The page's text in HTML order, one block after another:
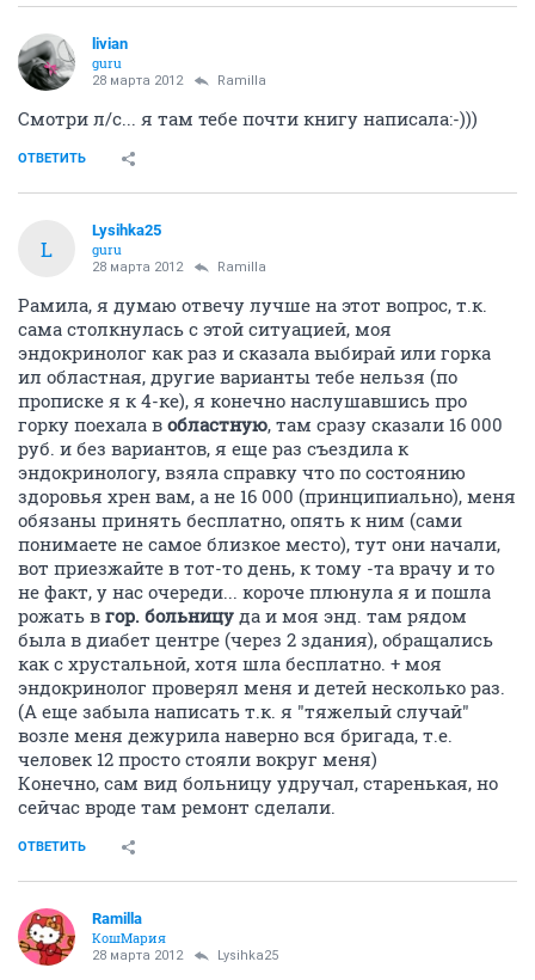
livian
guru
28 марта 2012 Ramilla
Смотри л/с... я там тебе почти книгу написала:-)))
ОТВЕТИТЬ
L
Lysihka25
guru
28 марта 2012 Ramilla
Рамила, я думаю отвечу лучше на этот вопрос, т.к.
сама столкнулась с этой ситуацией, моя
эндокринолог как раз и сказала выбирай или горка
ил областная, другие варианты тебе нельзя (по
прописке я к 4-ке), я конечно наслушавшись про
горку поехала в областную, там сразу сказали 16 000
руб. и без вариантов, я еще раз съездила к
эндокринологу, взяла справку что по состоянию
здоровья хрен вам, а не 16 000 (принципиально), меня
обязаны принять бесплатно, опять к ним (сами
понимаете не самое близкое место), тут они начали,
вот приезжайте в тот-то день, к тому -та врачу и то
не факт, у нас очереди... короче плюнула я и пошла
рожать в гор. больницу да и моя энд. там рядом
была в диабет центре (через 2 здания), обращались
как с хрустальной, хотя шла бесплатно. + моя
эндокринолог проверял меня и детей несколько раз.
(А еще забыла написать т.к. я "тяжелый случай"
возле меня дежурила наверно вся бригада, т.е.
человек 12 просто стояли вокруг меня)
Конечно, сам вид больницу удручал, старенькая, но
сейчас вроде там ремонт сделали.
ОТВЕТИТЬ
Ramilla
КошМария
28 марта 2012 Lysihka25